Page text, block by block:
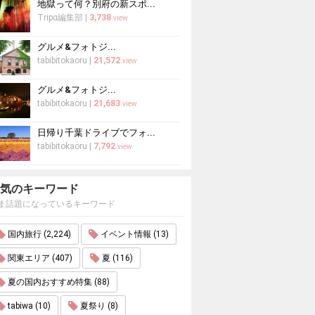
地獄って何？別府の新スポ...
Tripα編集部 3,738 view
グルメ&フォトジ...
tabibitokaoru 21,572 view
グルメ&フォトジ...
tabibitokaoru 21,683 view
日帰り千葉ドライブでフォ...
tabibitokaoru 7,792 view
のキーワード
話題になっているキーワード
国内旅行 (2,224) イベント情報 (13)
関東エリア (407) 夏 (116)
夏の国内おすすめ特集 (88)
tabiwa (10) 夏祭り (8)